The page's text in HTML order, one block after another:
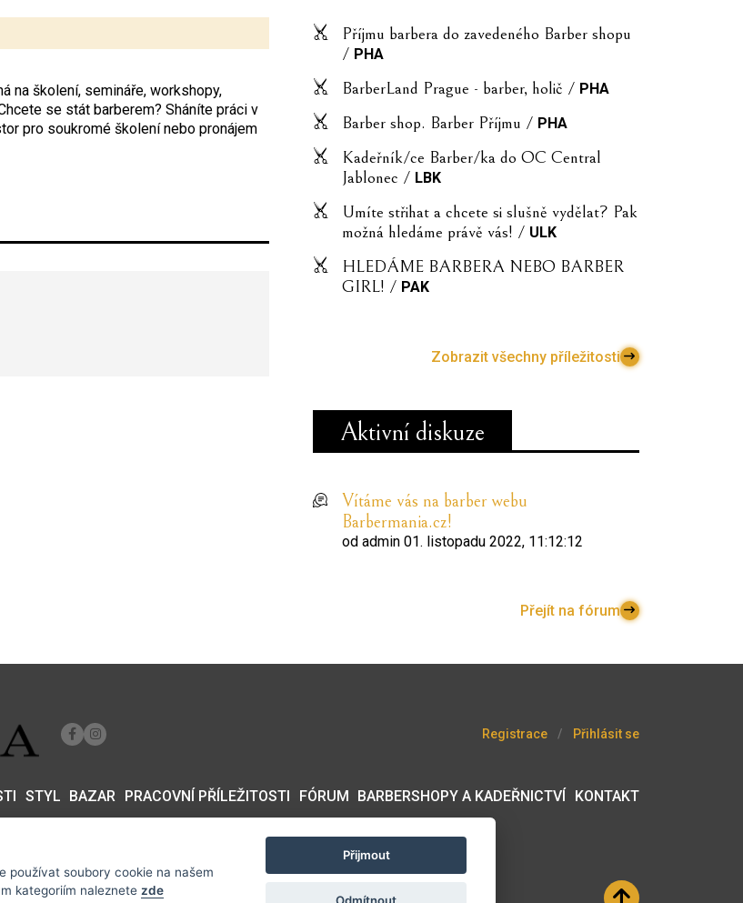
na školení, semináře, workshopy,
se stát barberem? Sháníte práci v
pro soukromé školení nebo pronájem
Příjmu barbera do zavedeného Barber shopu
/ PHA
BarberLand Prague - barber, holič / PHA
Barber shop. Barber Příjmu / PHA
Kadeřník/ce Barber/ka do OC Central
Jablonec / LBK
Umíte střihat a chcete si slušně vydělat? Pak
možná hledáme právě vás! / ULK
HLEDÁME BARBERA NEBO BARBER
GIRL! / PAK
Zobrazit všechny příležitosti
Aktivní diskuze
Vítáme vás na barber webu
Barbermania.cz!
od admin01. listopadu 2022, 11:12:12
Přejít na fórum
Registrace Přihlásit se
STYL BAZAR PRACOVNÍ PŘÍLEŽITOSTI FÓRUM BARBERSHOPY A KADEŘNICTVÍ
KONTAKT
používat soubory cookie na našem
kategoriím naleznete zde
Přijmout
Odmítnout